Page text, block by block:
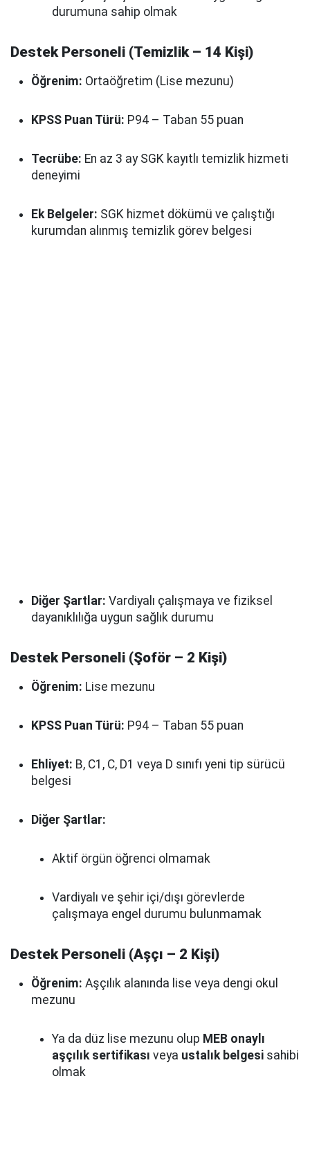
durumuna sahip olmak
Destek Personeli (Temizlik – 14 Kişi)
Öğrenim: Ortaöğretim (Lise mezunu)
KPSS Puan Türü: P94 – Taban 55 puan
Tecrübe: En az 3 ay SGK kayıtlı temizlik hizmeti
deneyimi
Ek Belgeler: SGK hizmet dökümü ve çalıştığı
kurumdan alınmış temizlik görev belgesi
Diğer Şartlar: Vardiyalı çalışmaya ve fiziksel
dayanıklılığa uygun sağlık durumu
Destek Personeli (Şoför – 2 Kişi)
Öğrenim: Lise mezunu
KPSS Puan Türü: P94 – Taban 55 puan
Ehliyet: B, C1, C, D1 veya D sınıfı yeni tip sürücü
belgesi
Diğer Şartlar:
Aktif örgün öğrenci olmamak
Vardiyalı ve şehir içi/dışı görevlerde
çalışmaya engel durumu bulunmamak
Destek Personeli (Aşçı – 2 Kişi)
Öğrenim: Aşçılık alanında lise veya dengi okul
mezunu
Ya da düz lise mezunu olup MEB onaylı
aşçılık sertifikası veya ustalık belgesi sahibi
olmak